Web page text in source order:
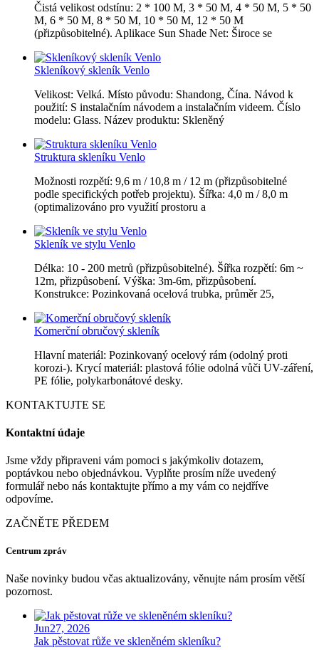
Čistá velikost odstínu: 2 * 100 M, 3 * 50 M, 4 * 50 M, 5 * 50
M, 6 * 50 M, 8 * 50 M, 10 * 50 M, 12 * 50 M
(přizpůsobitelné). Aplikace Sun Shade Net: Široce se
Skleníkový skleník Venlo
Velikost: Velká. Místo původu: Shandong, Čína. Návod k
použití: S instalačním návodem a instalačním videem. Číslo
modelu: Glass. Název produktu: Skleněný
Struktura skleníku Venlo
Možnosti rozpětí: 9,6 m / 10,8 m / 12 m (přizpůsobitelné
podle specifických potřeb projektu). Šířka: 4,0 m / 8,0 m
(optimalizováno pro využití prostoru a
Skleník ve stylu Venlo
Délka: 10 - 200 metrů (přizpůsobitelné). Šířka rozpětí: 6m ~
12m, přizpůsobení. Výška: 3m-6m, přizpůsobení.
Konstrukce: Pozinkovaná ocelová trubka, průměr 25,
Komerční obručový skleník
Hlavní materiál: Pozinkovaný ocelový rám (odolný proti
korozi-). Krycí materiál: plastová fólie odolná vůči UV-záření,
PE fólie, polykarbonátové desky.
KONTAKTUJTE SE
Kontaktní údaje
Jsme vždy připraveni vám pomoci s jakýmkoliv dotazem,
poptávkou nebo objednávkou. Vyplňte prosím níže uvedený
formulář nebo nás kontaktujte přímo a my vám co nejdříve
odpovíme.
ZAČNĚTE PŘEDEM
Centrum zpráv
Naše novinky budou včas aktualizovány, věnujte nám prosím větší
pozornost.
Jun27, 2026
Jak pěstovat růže ve skleněném skleníku?